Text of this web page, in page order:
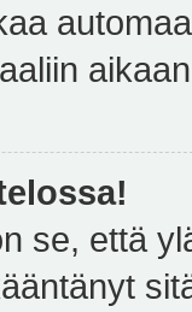
se, että